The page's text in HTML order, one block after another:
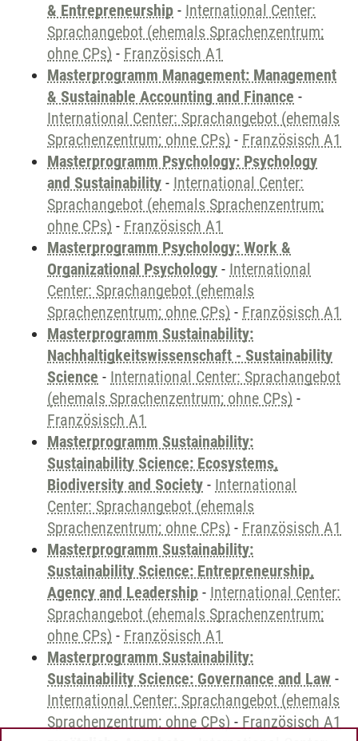
& Entrepreneurship - International Center:
Sprachangebot (ehemals Sprachenzentrum;
ohne CPs) - Französisch A1
Masterprogramm Management: Management
& Sustainable Accounting and Finance -
International Center: Sprachangebot (ehemals
Sprachenzentrum; ohne CPs) - Französisch A1
Masterprogramm Psychology: Psychology
and Sustainability - International Center:
Sprachangebot (ehemals Sprachenzentrum;
ohne CPs) - Französisch A1
Masterprogramm Psychology: Work &
Organizational Psychology - International
Center: Sprachangebot (ehemals
Sprachenzentrum; ohne CPs) - Französisch A1
Masterprogramm Sustainability:
Nachhaltigkeitswissenschaft - Sustainability
Science - International Center: Sprachangebot
(ehemals Sprachenzentrum; ohne CPs) -
Französisch A1
Masterprogramm Sustainability:
Sustainability Science: Ecosystems,
Biodiversity and Society - International
Center: Sprachangebot (ehemals
Sprachenzentrum; ohne CPs) - Französisch A1
Masterprogramm Sustainability:
Sustainability Science: Entrepreneurship,
Agency and Leadership - International Center:
Sprachangebot (ehemals Sprachenzentrum;
ohne CPs) - Französisch A1
Masterprogramm Sustainability:
Sustainability Science: Governance and Law -
International Center: Sprachangebot (ehemals
Sprachenzentrum; ohne CPs) - Französisch A1